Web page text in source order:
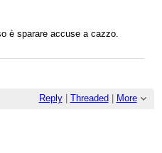
è sparare accuse a cazzo.
Reply| Threaded More